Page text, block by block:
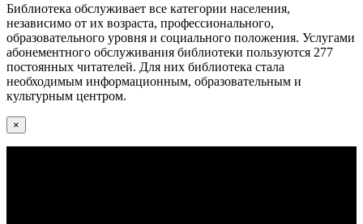
Библиотека обслуживает все категории населения,
независимо от их возраста, профессионального,
образовательного уровня и социального положения. Услугами
абонементного обслуживания библиотеки пользуются 277
постоянных читателей. Для них библиотека стала
необходимым информационным, образовательным и
культурным центром.
×